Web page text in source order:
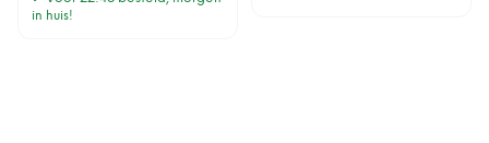
in huis!